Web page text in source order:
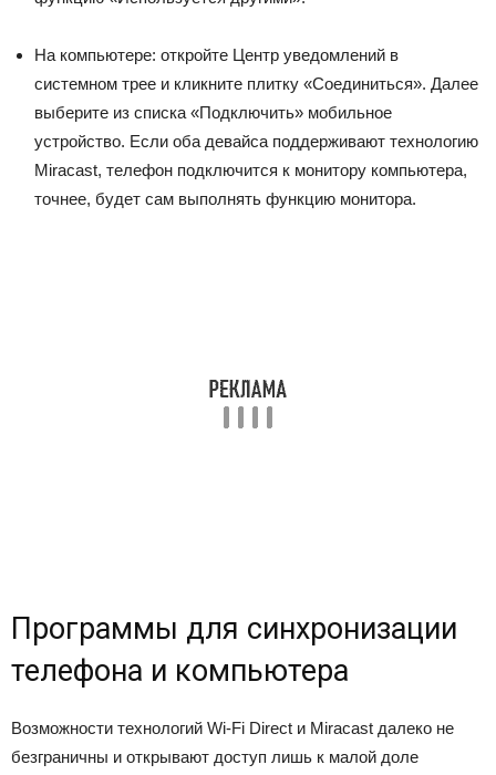
На компьютере: откройте Центр уведомлений в
системном трее и кликните плитку «Соединиться». Далее
выберите из списка «Подключить» мобильное
устройство. Если оба девайса поддерживают технологию
Miracast, телефон подключится к монитору компьютера,
точнее, будет сам выполнять функцию монитора.
Программы для синхронизации
телефона и компьютера
Возможности технологий Wi-Fi Direct и Miracast далеко не
безграничны и открывают доступ лишь к малой доле